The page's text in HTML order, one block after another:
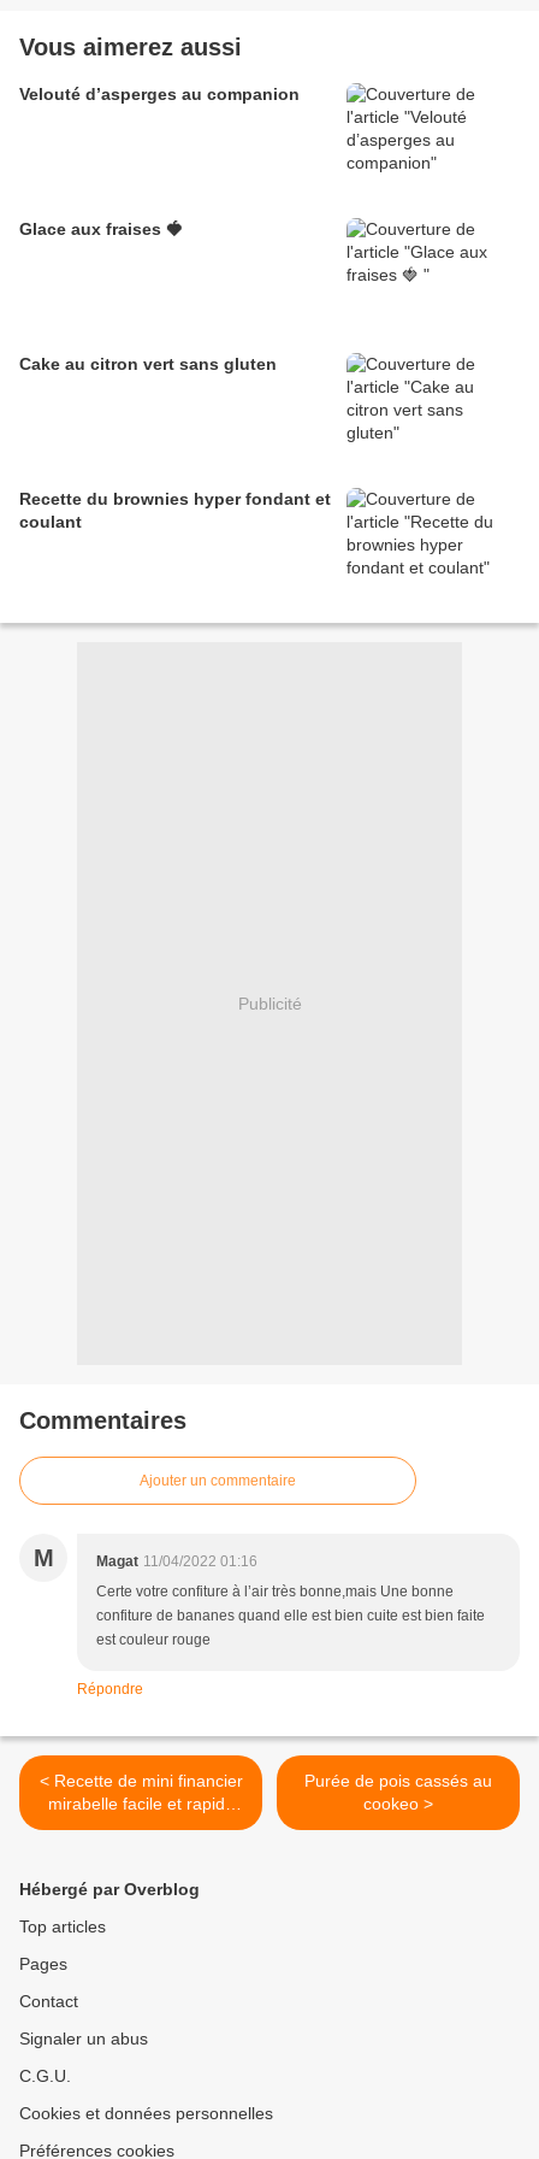
Vous aimerez aussi
Velouté d’asperges au companion
Glace aux fraises 🍓
Cake au citron vert sans gluten
Recette du brownies hyper fondant et
coulant
Publicité
Commentaires
Ajouter un commentaire
M Magat 11/04/2022 01:16
Certe votre confiture à l’air très bonne,mais Une bonne
confiture de bananes quand elle est bien cuite est bien faite
est couleur rouge
Répondre
< Recette de mini financier
mirabelle facile et rapide
avec ou sans robot
Purée de pois cassés au
cookeo >
Hébergé par Overblog
Top articles
Pages
Contact
Signaler un abus
C.G.U.
Cookies et données personnelles
Préférences cookies